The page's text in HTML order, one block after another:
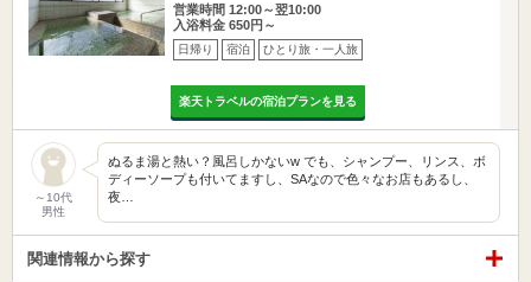
営業時間 12:00～翌10:00
入浴料金 650円～
日帰り 宿泊 ひとり旅・一人旅
楽天トラベルの宿泊プランを見る
～10代
男性
ぬるま湯と熱い？風呂しかないw でも、シャンプー、リンス、ボ
ディーソープも付いてますし、SAなので色々なお店もあるし、
夜…
関連情報から探す